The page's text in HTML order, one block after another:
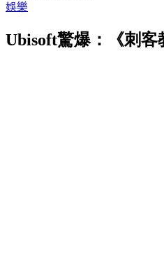
娛樂
Ubisoft驚爆：《刺